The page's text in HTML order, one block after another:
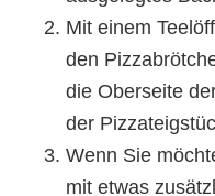
Mit einem
den
die Oberseite
der
Wenn Sie
mit etwas